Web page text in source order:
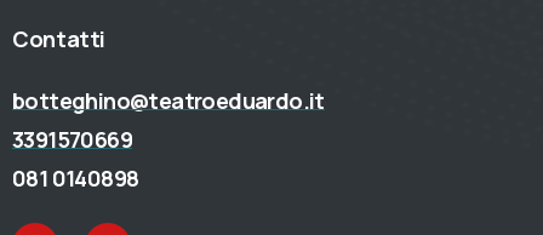
Contatti
botteghino@teatroeduardo.it
3391570669
081 0140898